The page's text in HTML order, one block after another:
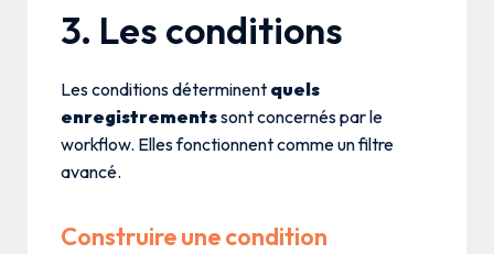
3. Les conditions
Les conditions déterminent quels
enregistrementssont concernés par le
workflow. Elles fonctionnent comme un filtre
avancé.
Construire une condition